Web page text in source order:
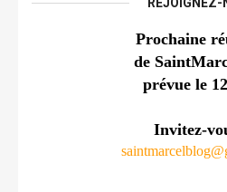
Prochaine
de
prévue le
Invitez-